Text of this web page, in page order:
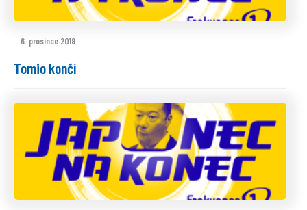
6. prosince 2019
Tomio končí